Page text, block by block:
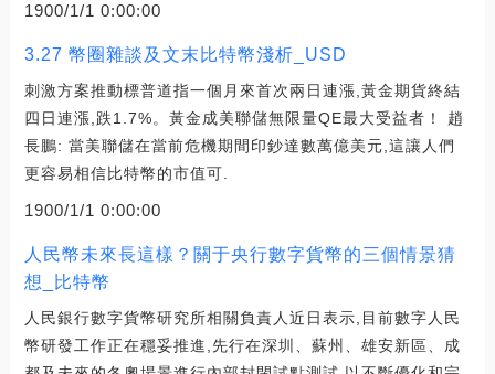
1900/1/1 0:00:00
3.27 幣圈雜談及文末比特幣淺析_USD
刺激方案推動標普道指一個月來首次兩日連漲,黃金期貨終結
四日連漲,跌1.7%。黃金成美聯儲無限量QE最大受益者！ 趙
長鵬: 當美聯儲在當前危機期間印鈔達數萬億美元,這讓人們
更容易相信比特幣的市值可.
1900/1/1 0:00:00
人民幣未來長這樣？關于央行數字貨幣的三個情景猜
想_比特幣
人民銀行數字貨幣研究所相關負責人近日表示,目前數字人民
幣研發工作正在穩妥推進,先行在深圳、蘇州、雄安新區、成